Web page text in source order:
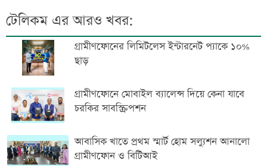
টেলিকম এর আরও খবর:
গ্রামীণফোনের লিমিটলেস ইন্টারনেট প্যাকে ১০%
ছাড়
গ্রামীণফোনে মোবাইল ব্যালেন্স দিয়ে কেনা যাবে
চরকির সাবস্ক্রিপশন
আবা‌সিক খা‌তে প্রথম স্মার্ট হোম সল্যুশন আনালো
গ্রামীণফোন ও বিটিআই